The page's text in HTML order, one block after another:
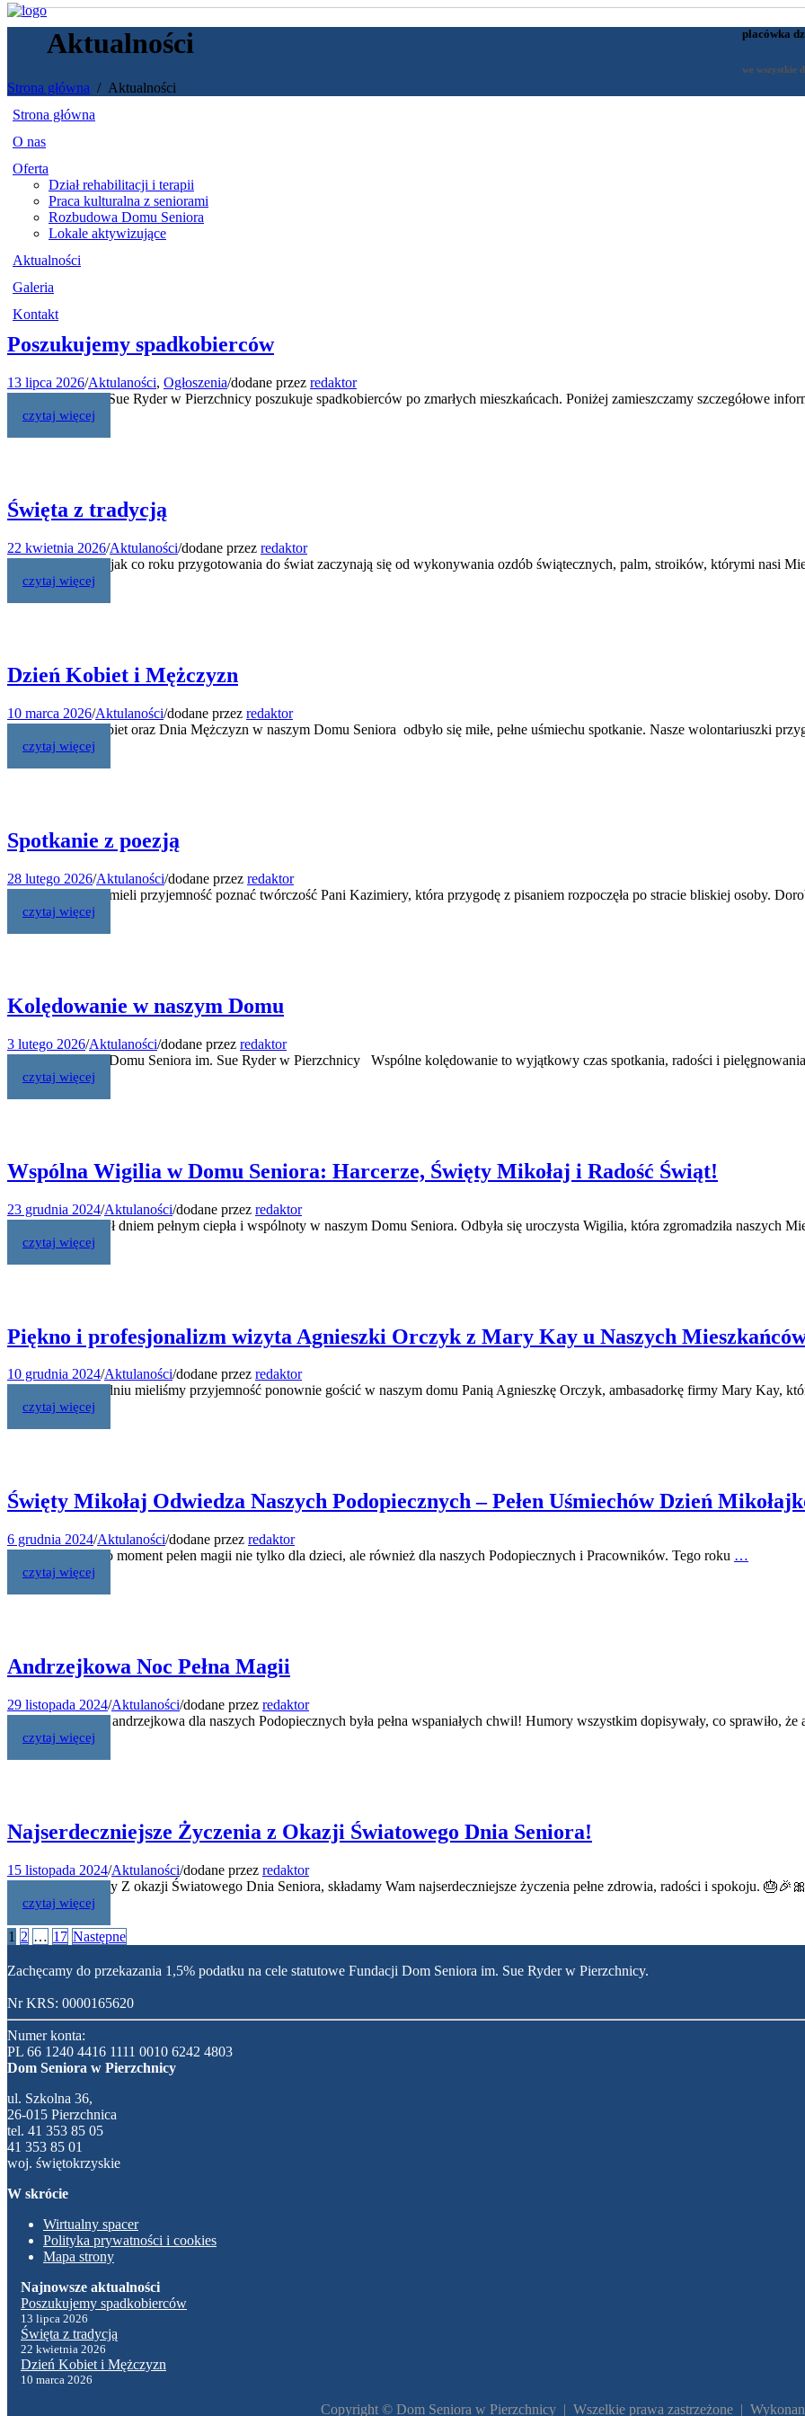
placówka
we wszystkie
Strona główna
O nas
Oferta
Dział rehabilitacji i terapii
Praca kulturalna z seniorami
Rozbudowa Domu Seniora
Lokale aktywizujące
Aktualności
Galeria
Kontakt
Aktualności
Strona główna Aktualności
Poszukujemy spadkobierców
13 lipca 2026/Aktulaności, Ogłoszenia/dodane przez redaktor
Dom Seniora im. Sue Ryder w Pierzchnicy poszukuje spadkobierców po zmarłych mieszkańcach. Poniżej zamieszczamy szczegółowe
czytaj więcej
Święta z tradycją
22 kwietnia 2026/Aktulaności/dodane przez redaktor
W naszym Domu jak co roku przygotowania do świat zaczynają się od wykonywania ozdób świątecznych, palm, stroików, którymi nasi
czytaj więcej
Dzień Kobiet i Mężczyzn
10 marca 2026/Aktulaności/dodane przez redaktor
Z okazji Dnia Kobiet oraz Dnia Mężczyzn w naszym Domu Seniora odbyło się miłe, pełne uśmiechu spotkanie. Nasze wolontariuszki
czytaj więcej
Spotkanie z poezją
28 lutego 2026/Aktulaności/dodane przez redaktor
Nasi Mieszkańcy mieli przyjemność poznać twórczość Pani Kazimiery, która przygodę z pisaniem rozpoczęła po stracie bliskiej osoby.
czytaj więcej
Kolędowanie w naszym Domu
3 lutego 2026/Aktulaności/dodane przez redaktor
Kolędowanie w Domu Seniora im. Sue Ryder w Pierzchnicy Wspólne kolędowanie to wyjątkowy czas spotkania, radości i pielęgnowania
czytaj więcej
Wspólna Wigilia w Domu Seniora: Harcerze, Święty Mikołaj i Radość Świąt!
23 grudnia 2024/Aktulaności/dodane przez redaktor
Miniony piątek był dniem pełnym ciepła i wspólnoty w naszym Domu Seniora. Odbyła się uroczysta Wigilia, która zgromadziła naszych
czytaj więcej
Piękno i profesjonalizm wizyta Agnieszki Orczyk z Mary Kay u Naszych
10 grudnia 2024/Aktulaności/dodane przez redaktor
W ubiegłym tygodniu mieliśmy przyjemność ponownie gościć w naszym domu Panią Agnieszkę Orczyk, ambasadorkę firmy Mary Kay,
czytaj więcej
Święty Mikołaj Odwiedza Naszych Podopiecznych – Pełen Uśmiechów Dzień
6 grudnia 2024/Aktulaności/dodane przez redaktor
Dzień 6 grudnia to moment pełen magii nie tylko dla dzieci, ale również dla naszych Podopiecznych i Pracowników. Tego roku …
czytaj więcej
Andrzejkowa Noc Pełna Magii
29 listopada 2024/Aktulaności/dodane przez redaktor
Coroczna zabawa andrzejkowa dla naszych Podopiecznych była pełna wspaniałych chwil! Humory wszystkim dopisywały, co sprawiło,
czytaj więcej
Najserdeczniejsze Życzenia z Okazji Światowego Dnia Seniora!
15 listopada 2024/Aktulaności/dodane przez redaktor
Szanowni Seniorzy Z okazji Światowego Dnia Seniora, składamy Wam najserdeczniejsze życzenia pełne zdrowia, radości i spokoju.
czytaj więcej
Stronicowanie
wpisów
1 2 … 17 Następne
Zachęcamy do przekazania 1,5% podatku na cele statutowe Fundacji Dom Seniora im. Sue Ryder w Pierzchnicy.
Nr KRS: 0000165620
Numer konta:
PL 66 1240 4416 1111 0010 6242 4803
Dom Seniora w Pierzchnicy
ul. Szkolna 36,
26-015 Pierzchnica
tel. 41 353 85 05
41 353 85 01
woj. świętokrzyskie
W skrócie
Wirtualny spacer
Polityka prywatności i cookies
Mapa strony
Poszukujemy spadkobierców
13 lipca 2026
Święta z tradycją
22 kwietnia 2026
Dzień Kobiet i Mężczyzn
10 marca 2026
Copyright © Dom Seniora w Pierzchnicy | Wszelkie prawa zastrzeżone |